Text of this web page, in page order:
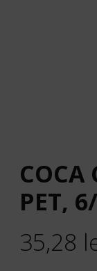
COCA
PET,
35,28